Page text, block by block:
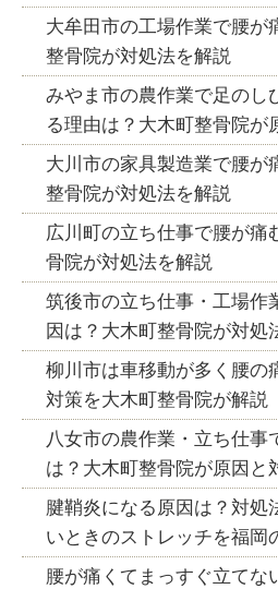
大牟田市の工場作業で腰が
整骨院が対処法を解説
みやま市の農作業で足のし
る理由は？大木町整骨院が
大川市の家具製造業で腰が
整骨院が対処法を解説
広川町の立ち仕事で腰が痛
骨院が対処法を解説
筑後市の立ち仕事・工場作
因は？大木町整骨院が対処
柳川市は車移動が多く腰の
対策を大木町整骨院が解説
八女市の農作業・立ち仕事
は？大木町整骨院が原因と
腱鞘炎になる原因は？対処
いときのストレッチを福岡
腰が痛くてまっすぐ立てな